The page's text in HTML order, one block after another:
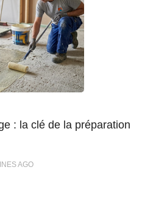
: la clé de la préparation
AGO